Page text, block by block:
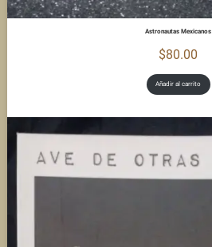
Astronautas Mexicanos
$80.00
Añadir al carrito